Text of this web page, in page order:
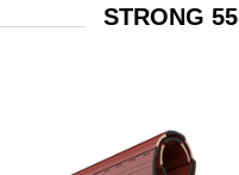
STRONG 55